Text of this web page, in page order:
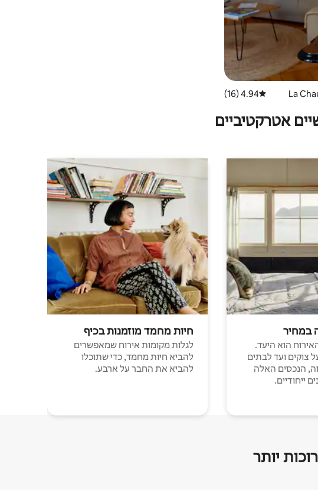
דירוג ממוצע של 4.94 מתוך 5, 16 ביקורות
4.94 (16)
אטרקטיביים
במחיר
הוא היעד.
צוקים ועד לבתים
הנכסים האלה
ייחודיים.
חיות מחמד מוזמנות בכיף
לגלות מקומות אירוח שמאפשרים
להביא חיות מחמד, כדי שתוכלו
להביא את החבר על ארבע.
יותר